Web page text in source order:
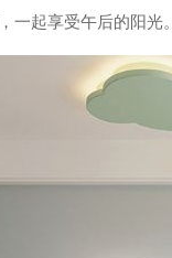
一起享受午后的阳光。